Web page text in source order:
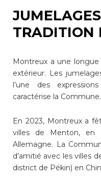
citoyen
Pour
sur les
de
des
TRADITION
Montreux a une
extérieur. Les
l’une des
caractérise la Commune.
En 2023, Montreux a
villes de Menton, en
Allemagne. La
d’amitié avec les villes
district de Pékin) en